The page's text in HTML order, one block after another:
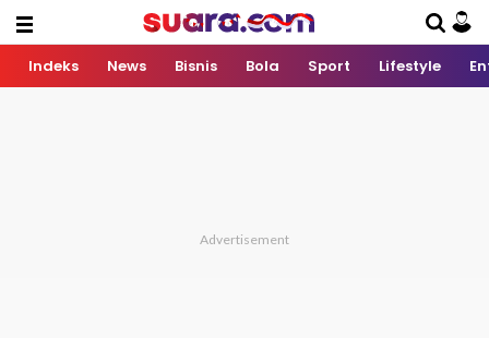
Indeks News Bisnis Bola Sport Lifestyle